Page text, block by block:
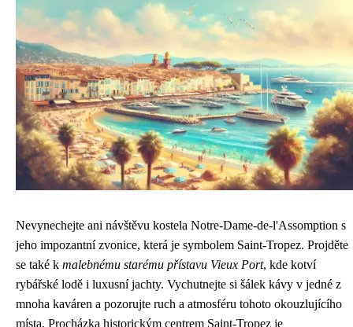
Nevynechejte ani návštěvu kostela Notre-Dame-de-l'Assomption s
jeho impozantní zvonice, která je symbolem Saint-Tropez. Projděte
se také k malebnému starému přístavu Vieux Port, kde kotví
rybářské lodě i luxusní jachty. Vychutnejte si šálek kávy v jedné z
mnoha kaváren a pozorujte ruch a atmosféru tohoto okouzlujícího
místa. Procházka historickým centrem Saint-Tropez je